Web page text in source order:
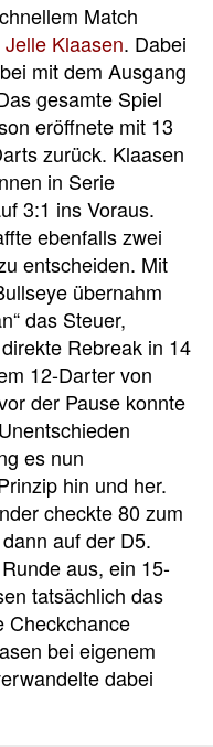
Match
Jelle Klaasen. Dabei
mit dem Ausgang
gesamte Spiel
eröffnete mit 13
zurück. Klaasen
in Serie
3:1 ins Voraus.
ebenfalls zwei
entscheiden. Mit
übernahm
das Steuer,
Rebreak in 14
12-Darter von
der Pause konnte
es nun
hin und her.
checkte 80 zum
auf der D5.
aus, ein 15-
tatsächlich das
Checkchance
bei eigenem
dabei